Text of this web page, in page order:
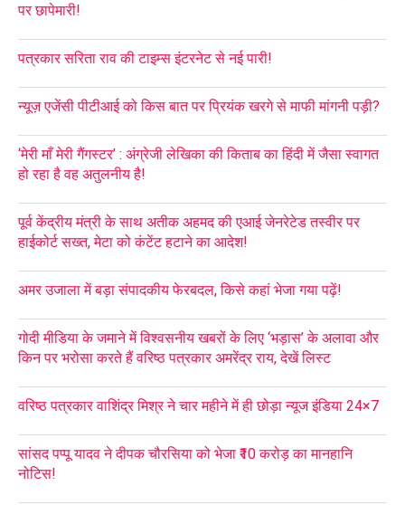
पर छापेमारी!
पत्रकार सरिता राव की टाइम्स इंटरनेट से नई पारी!
न्यूज़ एजेंसी पीटीआई को किस बात पर प्रियंक खरगे से माफी मांगनी पड़ी?
‘मेरी माँ मेरी गैंगस्टर’ : अंग्रेजी लेखिका की किताब का हिंदी में जैसा स्वागत
हो रहा है वह अतुलनीय है!
पूर्व केंद्रीय मंत्री के साथ अतीक अहमद की एआई जेनरेटेड तस्वीर पर
हाईकोर्ट सख्त, मेटा को कंटेंट हटाने का आदेश!
अमर उजाला में बड़ा संपादकीय फेरबदल, किसे कहां भेजा गया पढ़ें!
गोदी मीडिया के जमाने में विश्वसनीय खबरों के लिए ‘भड़ास’ के अलावा और
किन पर भरोसा करते हैं वरिष्ठ पत्रकार अमरेंद्र राय, देखें लिस्ट
वरिष्ठ पत्रकार वाशिंद्र मिश्र ने चार महीने में ही छोड़ा न्यूज इंडिया 24×7
सांसद पप्पू यादव ने दीपक चौरसिया को भेजा ₹10 करोड़ का मानहानि
नोटिस!